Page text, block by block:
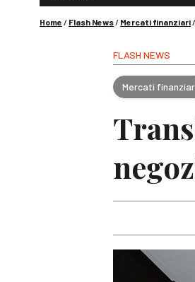
Home / Flash News/ Mercati finanziari/
FLASH NEWS
Mercati